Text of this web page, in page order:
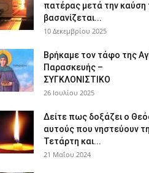
πατέρας μετά την καύση
βασανίζεται...
10 Δεκεμβρίου 2025
Βρήκαμε τον τάφο της
Παρασκευής –
ΣΥΓΚΛΟΝΙΣΤΙΚΟ
26 Ιουλίου 2025
Δείτε πως δοξάζει ο
αυτούς που νηστεύουν
Τετάρτη και...
21 Μαΐου 2024